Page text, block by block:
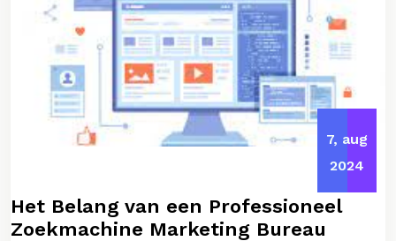
7, aug
2024
Het Belang van een Professioneel
Zoekmachine Marketing Bureau